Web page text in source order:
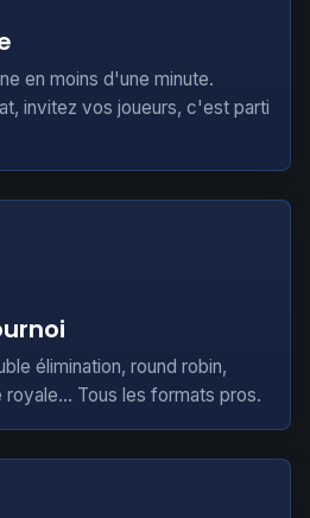
en moins d'une minute.
invitez vos joueurs, c'est parti
élimination, round robin,
Tous les formats pros.